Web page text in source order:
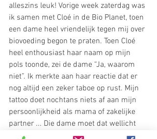
alleszins leuk! Vorige week zaterdag was
ik samen met Cloé in de Bio Planet, toen
een dame heel vriendelijk tegen mij over
biovoeding begon te praten. Toen Cloé
heel enthousiast haar naam op mijn
pols toonde, zei de dame “Ja, waarom
niet”. Ik merkte aan haar reactie dat er
nog altijd een zeker taboe op rust. Mijn
tattoo doet nochtans niets af aan mijn
persoonlijkheid als mama of zakelijke
partner ... Die dame moet dat wellicht
ook gedacht hebben, want 5 minuten